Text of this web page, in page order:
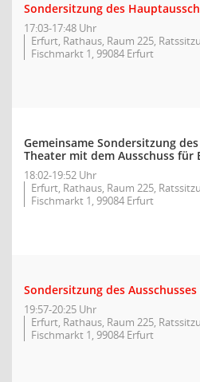
Sondersitzung des
17:03-17:48 Uhr
Erfurt, Rathaus, Raum 225,
Fischmarkt 1, 99084 Erfurt
Gemeinsame Sondersitzung
Theater mit dem Ausschuss
18:02-19:52 Uhr
Erfurt, Rathaus, Raum 225,
Fischmarkt 1, 99084 Erfurt
Sondersitzung des
19:57-20:25 Uhr
Erfurt, Rathaus, Raum 225,
Fischmarkt 1, 99084 Erfurt